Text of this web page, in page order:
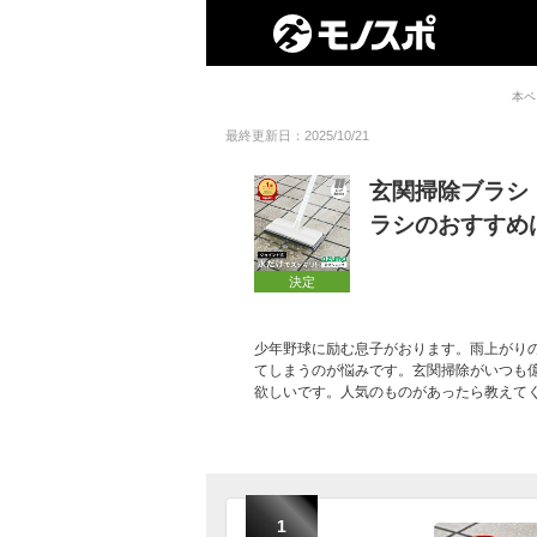
本
最終更新日：2025/10/21
決定
玄関掃除ブラシ
ラシのおすすめ
少年野球に励む息子がおります。雨上が
てしまうのが悩みです。玄関掃除がいつも
欲しいです。人気のものがあったら教えて
1